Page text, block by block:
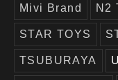
Mivi Brand N2
STAR TOYS
TSUBURAYA